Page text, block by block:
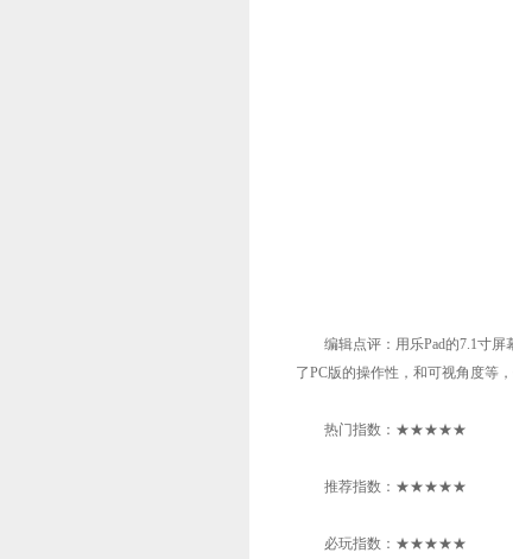
编辑点评：用乐Pad的7.1寸屏
了PC版的操作性，和可视角度等
热门指数：★★★★★
推荐指数：★★★★★
必玩指数：★★★★★